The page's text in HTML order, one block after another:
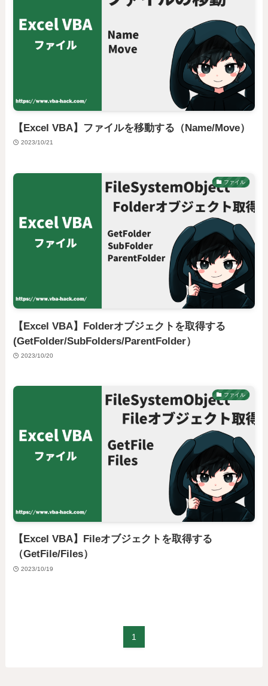
【Excel VBA】ファイルを移動する（Name/Move）
2023/10/21
ファイル
【Excel VBA】Folderオブジェクトを取得する
(GetFolder/SubFolders/ParentFolder）
2023/10/20
ファイル
【Excel VBA】Fileオブジェクトを取得する
（GetFile/Files）
2023/10/19
1